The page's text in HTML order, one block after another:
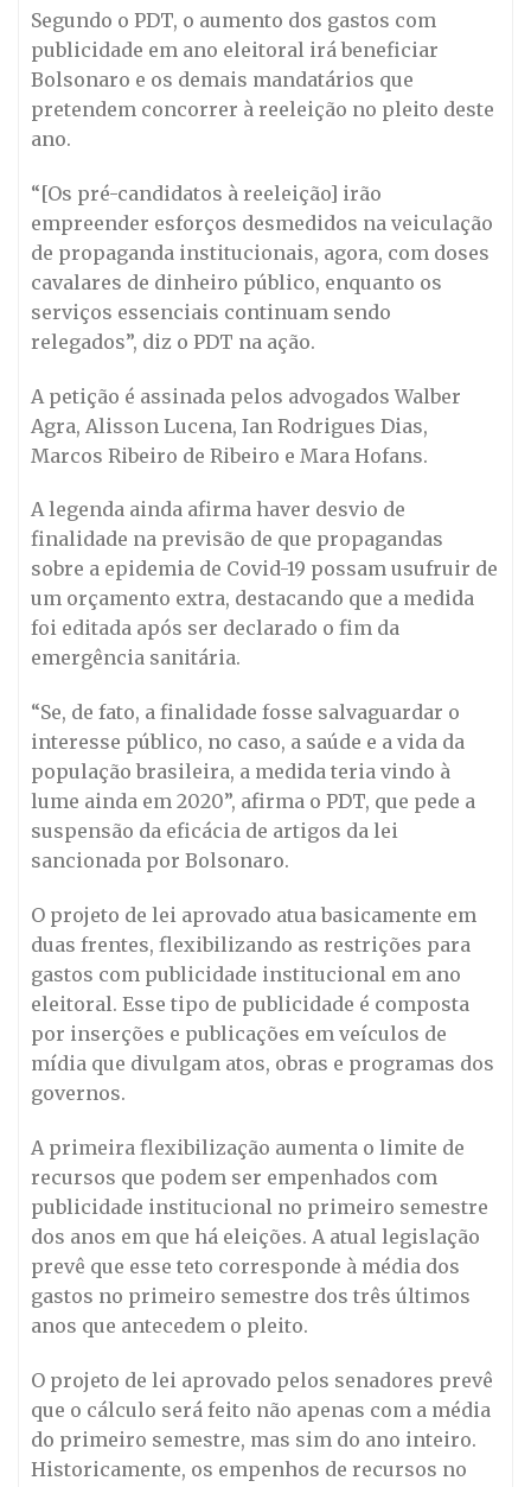
Segundo o PDT, o aumento dos gastos com
publicidade em ano eleitoral irá beneficiar
Bolsonaro e os demais mandatários que
pretendem concorrer à reeleição no pleito deste
ano.
“[Os pré-candidatos à reeleição] irão
empreender esforços desmedidos na veiculação
de propaganda institucionais, agora, com doses
cavalares de dinheiro público, enquanto os
serviços essenciais continuam sendo
relegados”, diz o PDT na ação.
A petição é assinada pelos advogados Walber
Agra, Alisson Lucena, Ian Rodrigues Dias,
Marcos Ribeiro de Ribeiro e Mara Hofans.
A legenda ainda afirma haver desvio de
finalidade na previsão de que propagandas
sobre a epidemia de Covid-19 possam usufruir de
um orçamento extra, destacando que a medida
foi editada após ser declarado o fim da
emergência sanitária.
“Se, de fato, a finalidade fosse salvaguardar o
interesse público, no caso, a saúde e a vida da
população brasileira, a medida teria vindo à
lume ainda em 2020”, afirma o PDT, que pede a
suspensão da eficácia de artigos da lei
sancionada por Bolsonaro.
O projeto de lei aprovado atua basicamente em
duas frentes, flexibilizando as restrições para
gastos com publicidade institucional em ano
eleitoral. Esse tipo de publicidade é composta
por inserções e publicações em veículos de
mídia que divulgam atos, obras e programas dos
governos.
A primeira flexibilização aumenta o limite de
recursos que podem ser empenhados com
publicidade institucional no primeiro semestre
dos anos em que há eleições. A atual legislação
prevê que esse teto corresponde à média dos
gastos no primeiro semestre dos três últimos
anos que antecedem o pleito.
O projeto de lei aprovado pelos senadores prevê
que o cálculo será feito não apenas com a média
do primeiro semestre, mas sim do ano inteiro.
Historicamente, os empenhos de recursos no